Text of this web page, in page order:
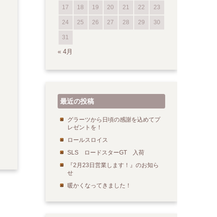
17 18 19 20 21 22 23
24 25 26 27 28 29 30
31
« 4月
最近の投稿
グラーツから日頃の感謝を込めてプ
レゼントを！
ロールスロイス
SLS ロードスターGT 入荷
『2月23日営業します！』のお知ら
せ
暖かくなってきました！